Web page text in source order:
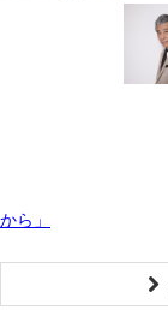
から」